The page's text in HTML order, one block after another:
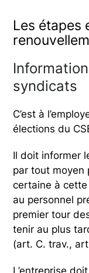
Les étapes
syndicats
C’est à
élections du
Il doit informer
par tout moyen
certaine à
au personnel
premier tour
tenir au plus
(art. C. trav.,